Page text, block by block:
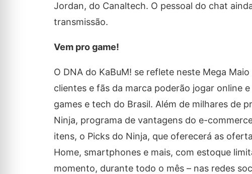
Jordan, do Canaltech. O pessoal do chat
transmissão.
Vem pro game!
O DNA do KaBuM! se reflete neste Mega
clientes e fãs da marca poderão jogar online
games e tech do Brasil. Além de milhares de
Ninja, programa de vantagens do e-
itens, o Picks do Ninja, que oferecerá as
Home, smartphones e mais, com estoque
momento, durante todo o mês – nas redes